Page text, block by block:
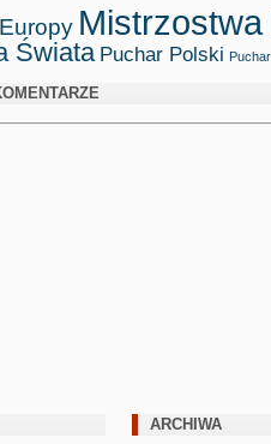
Świata Puchar Polski
ARCHIWA